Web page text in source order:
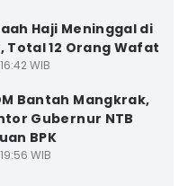
Haji Meninggal di
Total 12 Orang Wafat
WIB
Bantah Mangkrak,
Gubernur NTB
BPK
WIB